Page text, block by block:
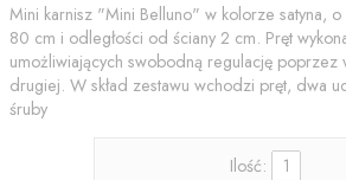
Mini karnisz "Mini Belluno" w kolorze satyna,
80 cm i odległości od ściany 2 cm. Pręt
umożliwiających swobodną regulację poprzez
drugiej. W skład zestawu wchodzi pręt, dwa
śruby
Ilość: